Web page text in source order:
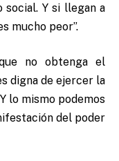
Y si llegan a
mucho peor”.
no obtenga el
digna de ejercer la
lo mismo podemos
del poder